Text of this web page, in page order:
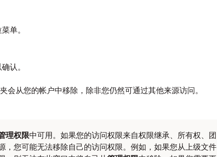
单。
认。
会从您的帐户中移除，除非您仍然可通过其他来源访问。
理权限中可用。如果您的访问权限来自权限继承、所有权、团
，您可能无法移除自己的访问权限。例如，如果您从上级文件